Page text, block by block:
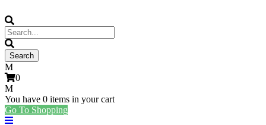
0
You have 0 items in your cart
Go To Shopping